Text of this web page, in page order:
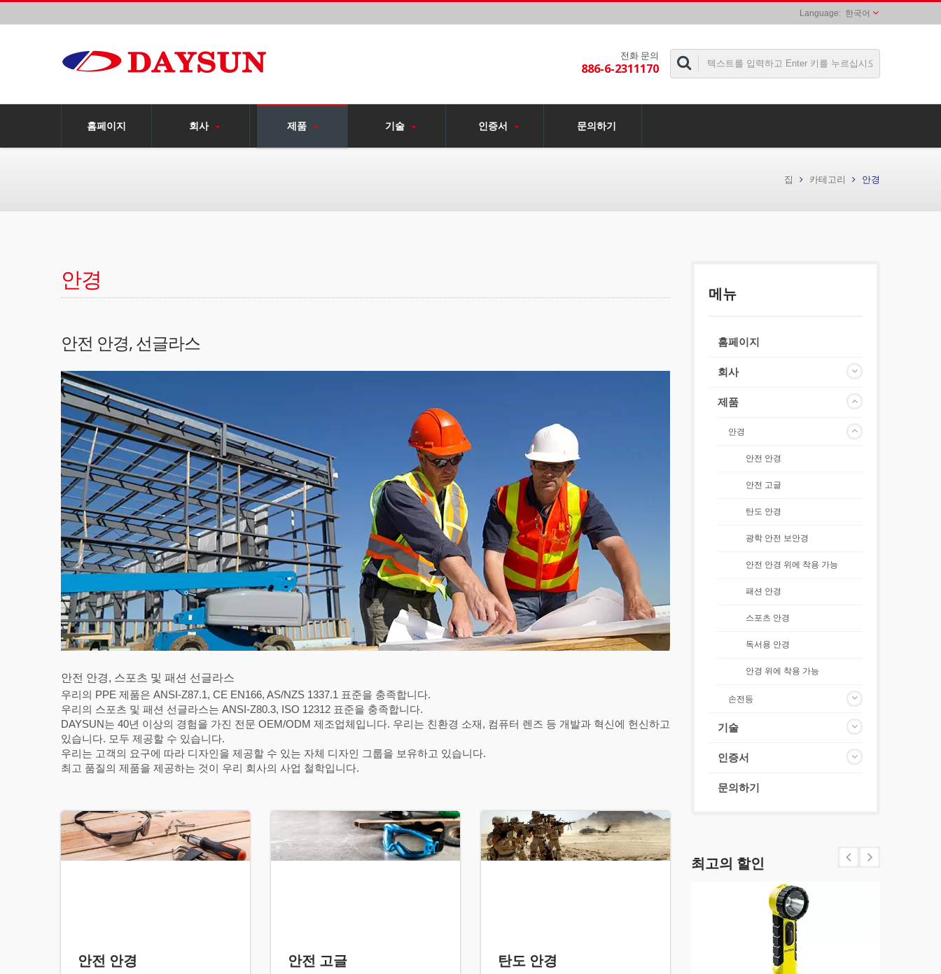
한국어
전화 문의
886-6-2311170
홈페이지 회사 제품 기술 인증서 문의하기
집 카테고리 안경
안경
안전 안경, 선글라스
안전 안경, 스포츠 및 패션 선글라스
우리의 PPE 제품은 ANSI-Z87.1, CE EN166, AS/NZS 1337.1 표준을 충족합니다.
우리의 스포츠 및 패션 선글라스는 ANSI-Z80.3, ISO 12312 표준을 충족합니다.
DAYSUN는 40년 이상의 경험을 가진 전문 OEM/ODM 제조업체입니다. 우리는 친환경 소재, 컴퓨터 렌즈 등 개발과 혁신에 헌신하고
있습니다. 모두 제공할 수 있습니다.
우리는 고객의 요구에 따라 디자인을 제공할 수 있는 자체 디자인 그룹을 보유하고 있습니다.
최고 품질의 제품을 제공하는 것이 우리 회사의 사업 철학입니다.
안전 안경 안전 고글 탄도 안경
메뉴
홈페이지
회사
제품
안경
안전 안경
안전 고글
탄도 안경
광학 안전 보안경
안전 안경 위에 착용 가능
패션 안경
스포츠 안경
독서용 안경
안경 위에 착용 가능
손전등
기술
인증서
문의하기
최고의 할인